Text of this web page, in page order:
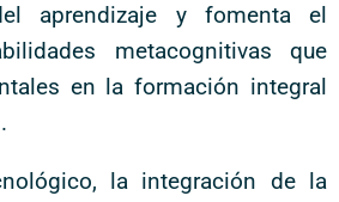
aprendizaje y fomenta el
metacognitivas que
en la formación integral
la integración de la